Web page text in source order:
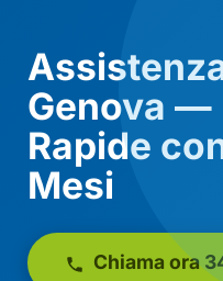
Genova —
Rapide
Mesi
Chiama ora